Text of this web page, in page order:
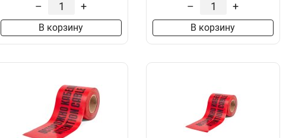
– +
В корзину
– +
В корзину